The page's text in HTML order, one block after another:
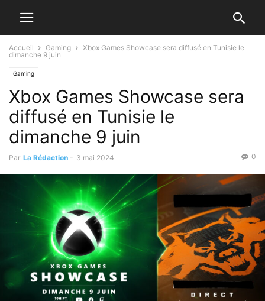
Accueil Gaming
Xbox Games Showcase sera diffusé en Tunisie le
dimanche 9 juin
Gaming
Xbox Games Showcase sera
diffusé en Tunisie le
dimanche 9 juin
Par La Rédaction - 3 mai 2024 0